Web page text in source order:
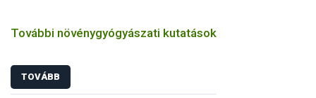
További növénygyógyászati kutatások
TOVÁBB